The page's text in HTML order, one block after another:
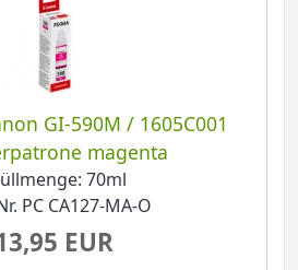
GI-590M / 1605C001
magenta
70ml
PC CA127-MA-O
EUR